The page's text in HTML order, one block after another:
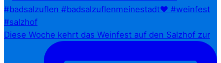
Diese Woche kehrt das Weinfest auf den Salzhof zur